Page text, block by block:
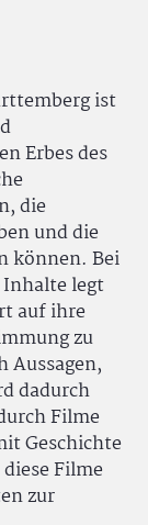
ist
Erbes des
die
und die
können. Bei
legt
auf ihre
zu
Aussagen,
dadurch
Filme
Geschichte
Filme
zur